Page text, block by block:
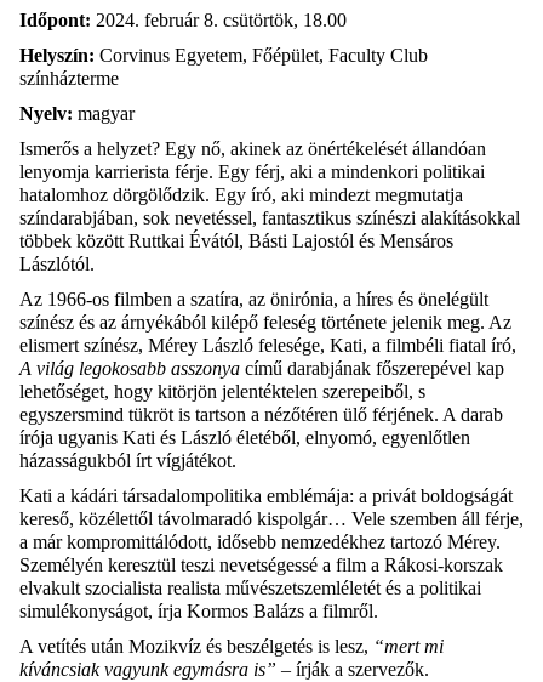
Időpont: 2024. február 8. csütörtök, 18.00
Helyszín: Corvinus Egyetem, Főépület, Faculty Club
színházterme
Nyelv: magyar
Ismerős a helyzet? Egy nő, akinek az önértékelését állandóan
lenyomja karrierista férje. Egy férj, aki a mindenkori politikai
hatalomhoz dörgölődzik. Egy író, aki mindezt megmutatja
színdarabjában, sok nevetéssel, fantasztikus színészi alakításokkal
többek között Ruttkai Évától, Básti Lajostól és Mensáros
Lászlótól.
Az 1966-os filmben a szatíra, az önirónia, a híres és önelégült
színész és az árnyékából kilépő feleség története jelenik meg. Az
elismert színész, Mérey László felesége, Kati, a filmbéli fiatal író,
A világ legokosabb asszonya című darabjának főszerepével kap
lehetőséget, hogy kitörjön jelentéktelen szerepeiből, s
egyszersmind tükröt is tartson a nézőtéren ülő férjének. A darab
írója ugyanis Kati és László életéből, elnyomó, egyenlőtlen
házasságukból írt vígjátékot.
Kati a kádári társadalompolitika emblémája: a privát boldogságát
kereső, közélettől távolmaradó kispolgár… Vele szemben áll férje,
a már kompromittálódott, idősebb nemzedékhez tartozó Mérey.
Személyén keresztül teszi nevetségessé a film a Rákosi-korszak
elvakult szocialista realista művészetszemléletét és a politikai
simulékonyságot, írja Kormos Balázs a filmről.
A vetítés után Mozikvíz és beszélgetés is lesz, “mert mi
kíváncsiak vagyunk egymásra is” – írják a szervezők.